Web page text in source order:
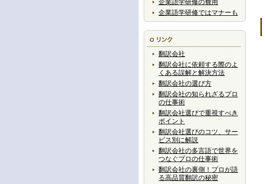
企業語学研修の費用
企業語学研修ではマナーも
翻訳会社
翻訳会社に依頼する際のよ
くある誤解と解決方法
翻訳会社の選び方
翻訳会社の知られざるプロ
の仕事術
翻訳会社選びで重視すべき
ポイント
翻訳会社選びのコツ、サー
ビス別に解説
翻訳会社の多言語で世界を
つなぐプロの仕事術
翻訳会社の裏側！プロが語
る高品質翻訳の秘密